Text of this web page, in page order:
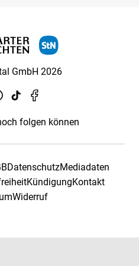
GmbH 2026
folgen können
DatenschutzMediadaten
KündigungKontakt
Widerruf